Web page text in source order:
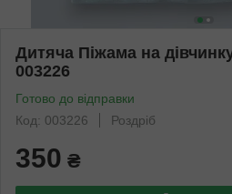
Дитяча Піжама на
003226
Готово до відправки
Код: 003226
Роздріб
350 ₴